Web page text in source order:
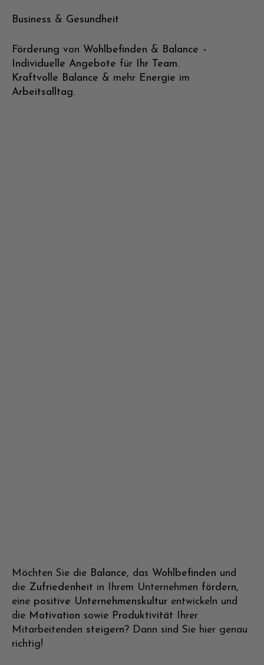
Business & Gesundheit
Förderung von Wohlbefinden & Balance –
Individuelle Angebote für
Ihr Team.
Kraftvolle
Balance & mehr Energie im
Arbeitsalltag.
Möchten Sie die Balance, das Wohlbefinden und
die Zufriedenheit in Ihrem Unternehmen fördern,
eine positive Unternehmenskultur entwickeln und
die Motivation sowie Produktivität Ihrer
Mitarbeitenden steigern? Dann sind Sie hier genau
richtig!